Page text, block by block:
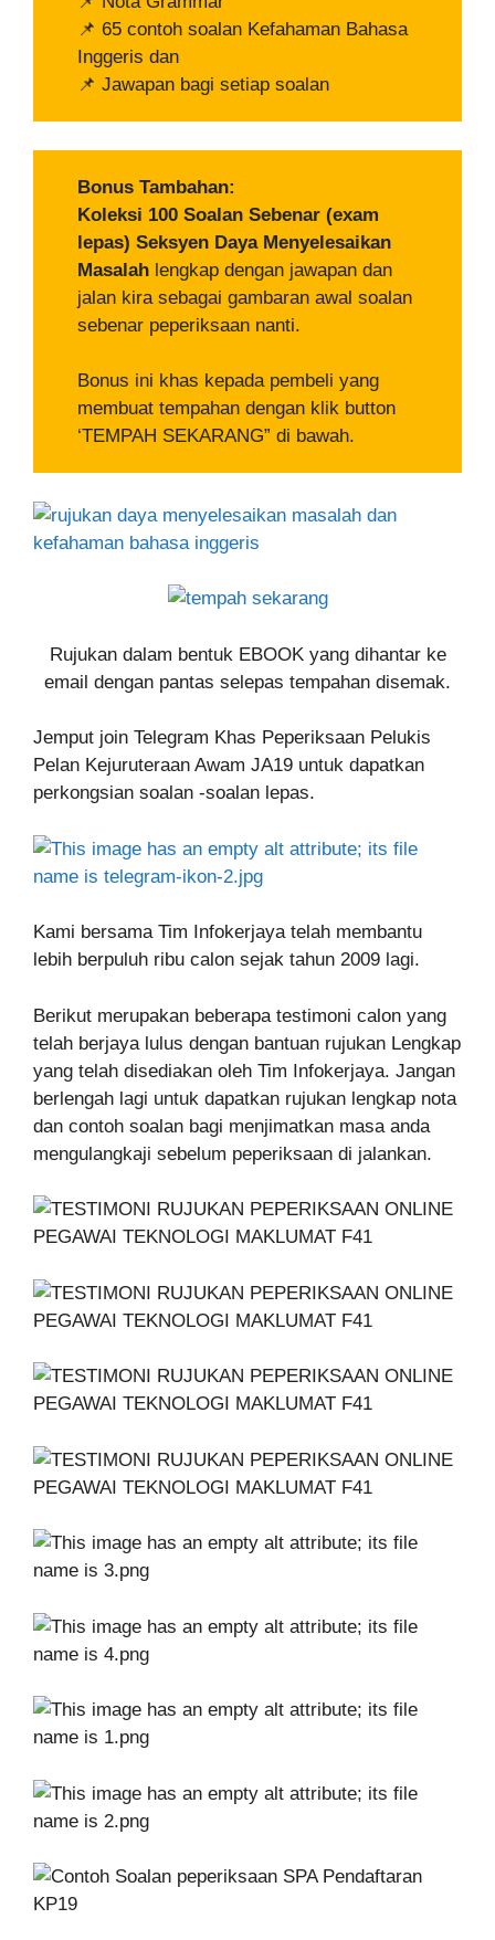
📌 65 contoh soalan Kefahaman Bahasa
Inggeris dan
📌 Jawapan bagi setiap soalan
Bonus Tambahan:
Koleksi 100 Soalan Sebenar (exam
lepas) Seksyen Daya Menyelesaikan
Masalah lengkap dengan jawapan dan
jalan kira sebagai gambaran awal soalan
sebenar peperiksaan nanti.
Bonus ini khas kepada pembeli yang
membuat tempahan dengan klik button
‘TEMPAH SEKARANG” di bawah.
Rujukan dalam bentuk EBOOK yang dihantar ke
email dengan pantas selepas tempahan disemak.
Jemput join Telegram Khas Peperiksaan Pelukis
Pelan Kejuruteraan Awam JA19 untuk dapatkan
perkongsian soalan -soalan lepas.
Kami bersama Tim Infokerjaya telah membantu
lebih berpuluh ribu calon sejak tahun 2009 lagi.
Berikut merupakan beberapa testimoni calon yang
telah berjaya lulus dengan bantuan rujukan Lengkap
yang telah disediakan oleh Tim Infokerjaya. Jangan
berlengah lagi untuk dapatkan rujukan lengkap nota
dan contoh soalan bagi menjimatkan masa anda
mengulangkaji sebelum peperiksaan di jalankan.